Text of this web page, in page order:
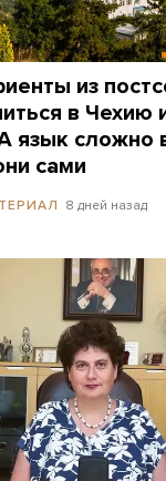
из
в Чехию
язык сложно
сами
8 дней назад